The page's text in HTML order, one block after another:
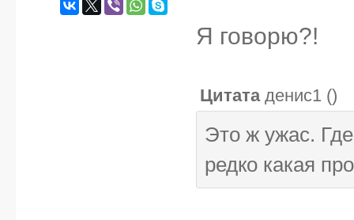
Я говорю?!
Цитата денис1 ()
Это ж ужас.
редко какая